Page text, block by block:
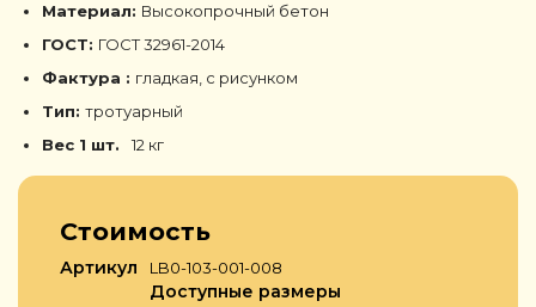
Материал: Высокопрочный бетон
ГОСТ: ГОСТ 32961-2014
Фактура : гладкая, с рисунком
Тип: тротуарный
Вес 1 шт.
12 кг
Стоимость
Артикул LB0-103-001-008
Доступные размеры